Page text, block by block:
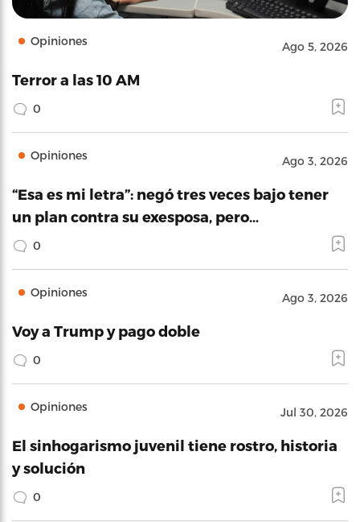
Opiniones Ago 5, 2026
Terror a las 10 AM
0
Opiniones Ago 3, 2026
“Esa es mi letra”: negó tres veces bajo tener
un plan contra su exesposa, pero…
0
Opiniones Ago 3, 2026
Voy a Trump y pago doble
0
Opiniones Jul 30, 2026
El sinhogarismo juvenil tiene rostro, historia
y solución
0